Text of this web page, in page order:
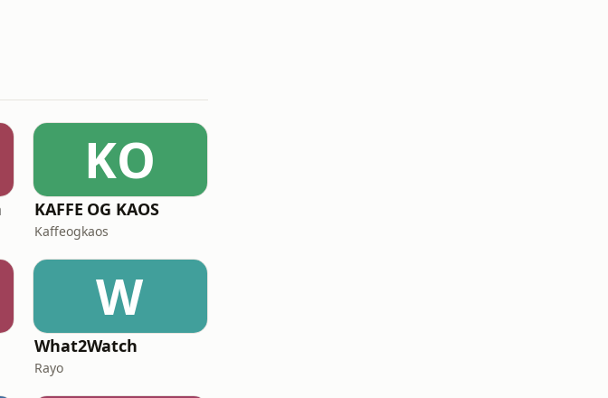
KO
KAFFE OG KAOS
Kaffeogkaos
W
What2Watch
Rayo